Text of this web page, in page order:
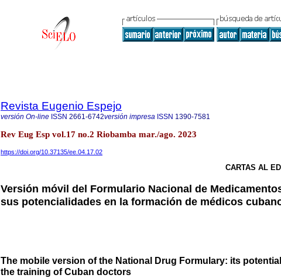
Revista Eugenio Espejo
versión On-line ISSN 2661-6742versión impresa ISSN 1390-7581
Rev Eug Esp vol.17 no.2 Riobamba mar./ago. 2023
https://doi.org/10.37135/ee.04.17.02
CARTAS AL
Versión móvil del Formulario Nacional de
sus potencialidades en la formación de médicos
The mobile version of the National Drug Formulary: its
the training of Cuban doctors